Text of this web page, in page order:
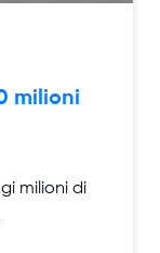
milioni
milioni di